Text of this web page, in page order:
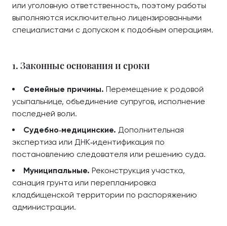
или уголовную ответственность, поэтому работы
выполняются исключительно лицензированными
специалистами с допуском к подобным операциям.
1. Законные основания и сроки
Семейные причины. Перемещение к родовой
усыпальнице, объединение супругов, исполнение
последней воли.
Судебно‑медицинские. Дополнительная
экспертиза или ДНК‑идентификация по
постановлению следователя или решению суда.
Муниципальные. Реконструкция участка,
санация грунта или перепланировка
кладбищенской территории по распоряжению
администрации.